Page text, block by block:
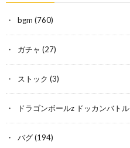
bgm (760)
ガチャ (27)
ストック (3)
ドラゴンボールz ドッカンバトル
バグ(194)